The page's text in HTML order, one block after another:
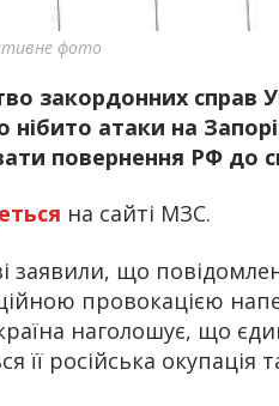
фото
закордонних справ
нібито атаки на
повернення РФ до
на сайті МЗС.
заявили, що
провокацією
наголошує, що
її російська окупація